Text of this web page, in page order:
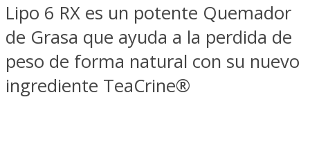
Lipo 6 RX es un potente Quemador
de Grasa que ayuda a la perdida de
peso de forma natural con su nuevo
ingrediente TeaCrine®